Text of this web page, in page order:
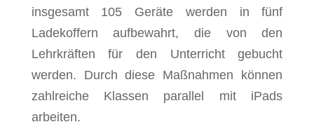
insgesamt 105 Geräte werden in fünf
Ladekoffern aufbewahrt, die von den
Lehrkräften für den Unterricht gebucht
werden. Durch diese Maßnahmen können
zahlreiche Klassen parallel mit iPads
arbeiten.